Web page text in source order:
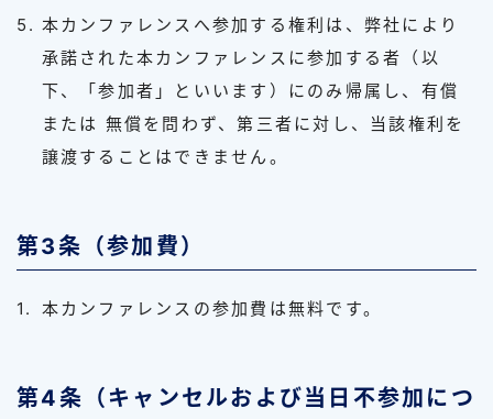
本カンファレンスへ参加する権利は、弊社により
承諾された本カンファレンスに参加する者（以
下、「参加者」といいます）にのみ帰属し、有償
または 無償を問わず、第三者に対し、当該権利を
譲渡することはできません。
第3条（参加費）
本カンファレンスの参加費は無料です。
第4条（キャンセルおよび当日不参加につ